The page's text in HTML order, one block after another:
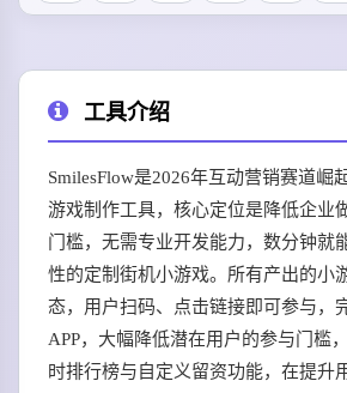
工具介绍
SmilesFlow是2026年互动营销赛道崛
游戏制作工具，核心定位是降低企业
门槛，无需专业开发能力，数分钟就
性的定制街机小游戏。所有产出的小
态，用户扫码、点击链接即可参与，
APP，大幅降低潜在用户的参与门槛
时排行榜与自定义留资功能，在提升